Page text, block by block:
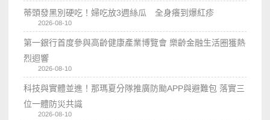
蒂頭發黑別硬吃！婦吃放3週絲瓜 全身癢到爆紅疹
2026-08-10
第一銀行首度參與高齡健康產業博覽會 樂齡金融生活圈獲熱
烈迴響
2026-08-10
科技與實體並進！那瑪夏分隊推廣防颱APP與避難包 落實三
位一體防災共識
2026-08-10